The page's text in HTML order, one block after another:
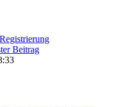
Beitrag